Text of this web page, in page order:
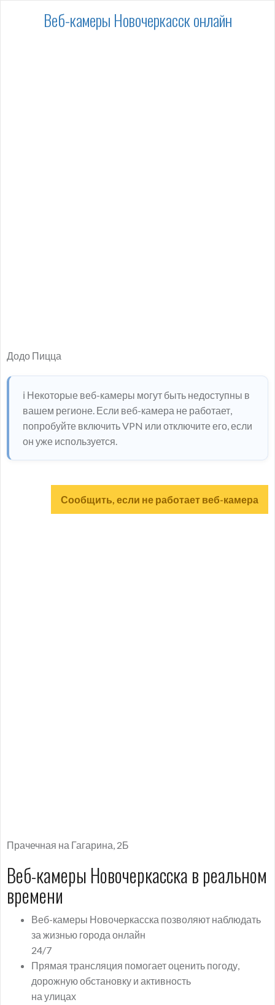
Веб-камеры Новочеркасск онлайн
Додо Пицца
ℹ️ Некоторые веб-камеры могут быть недоступны в
вашем регионе. Если веб-камера не работает,
попробуйте включить VPN или отключите его, если
он уже используется.
Сообщить, если не работает веб-камера
Прачечная на Гагарина, 2Б
Веб-камеры Новочеркасска в реальном
времени
Веб-камеры Новочеркасска позволяют наблюдать
за жизнью города онлайн
24/7
Прямая трансляция помогает оценить погоду,
дорожную обстановку и активность
на улицах